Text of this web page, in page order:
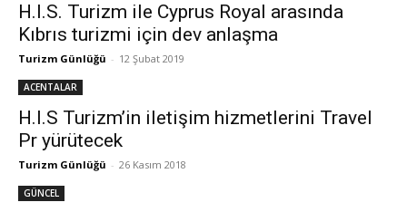
H.I.S. Turizm ile Cyprus Royal arasında
Kıbrıs turizmi için dev anlaşma
Turizm Günlüğü - 12 Şubat 2019
ACENTALAR
H.I.S Turizm’in iletişim hizmetlerini Travel
Pr yürütecek
Turizm Günlüğü - 26 Kasım 2018
GÜNCEL